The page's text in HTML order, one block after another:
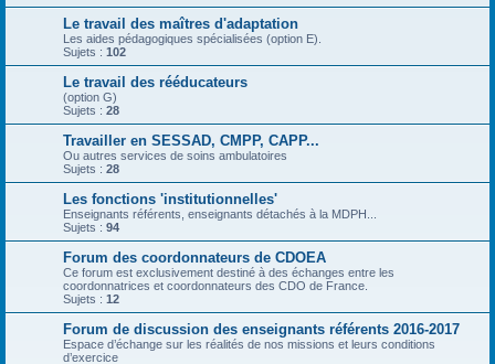
Le travail des maîtres d'adaptation
Les aides pédagogiques spécialisées (option E).
Sujets : 102
Le travail des rééducateurs
(option G)
Sujets : 28
Travailler en SESSAD, CMPP, CAPP...
Ou autres services de soins ambulatoires
Sujets : 28
Les fonctions 'institutionnelles'
Enseignants référents, enseignants détachés à la MDPH...
Sujets : 94
Forum des coordonnateurs de CDOEA
Ce forum est exclusivement destiné à des échanges entre les
coordonnatrices et coordonnateurs des CDO de France.
Sujets : 12
Forum de discussion des enseignants référents 2016-2017
Espace d’échange sur les réalités de nos missions et leurs conditions
d’exercice